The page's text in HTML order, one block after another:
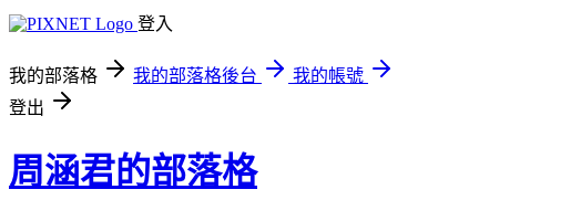
登入
我的部落格 我的部落格後台
我的帳號
登出
周涵君的部落格